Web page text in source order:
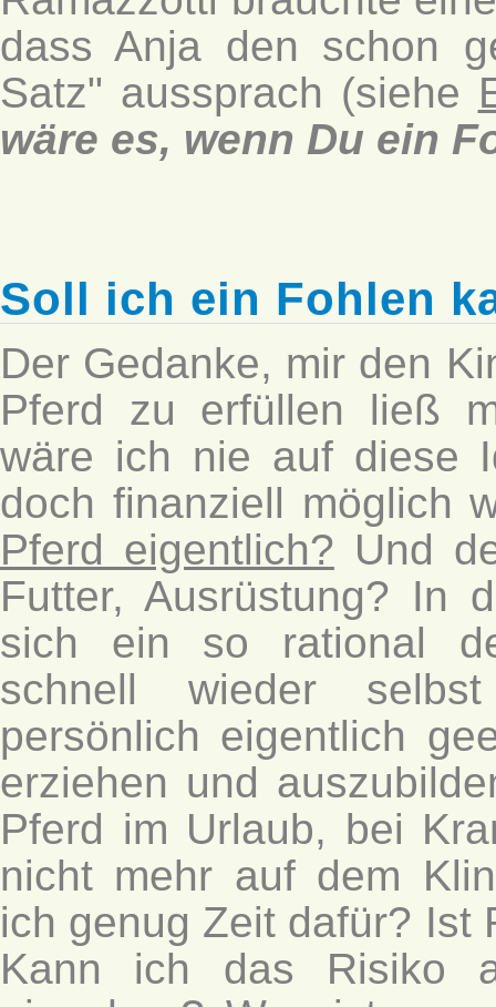
dass Anja den schon
Satz" aussprach (siehe
wäre es, wenn Du ein
Soll ich ein Fohlen
Der Gedanke, mir den
Pferd zu erfüllen ließ
wäre ich nie auf diese
doch finanziell möglich
Pferd eigentlich? Und
Futter, Ausrüstung? In
sich ein so rational
schnell wieder
persönlich eigentlich
erziehen und
Pferd im Urlaub, bei
nicht mehr auf dem
ich genug Zeit dafür? Ist
Kann ich das Risiko